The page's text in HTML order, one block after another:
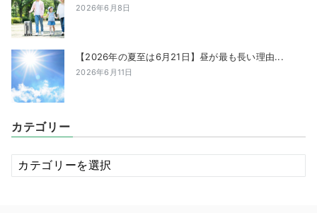
2026年6月8日
【2026年の夏至は6月21日】昼が最も長い理由...
2026年6月11日
カテゴリー
カ
テ